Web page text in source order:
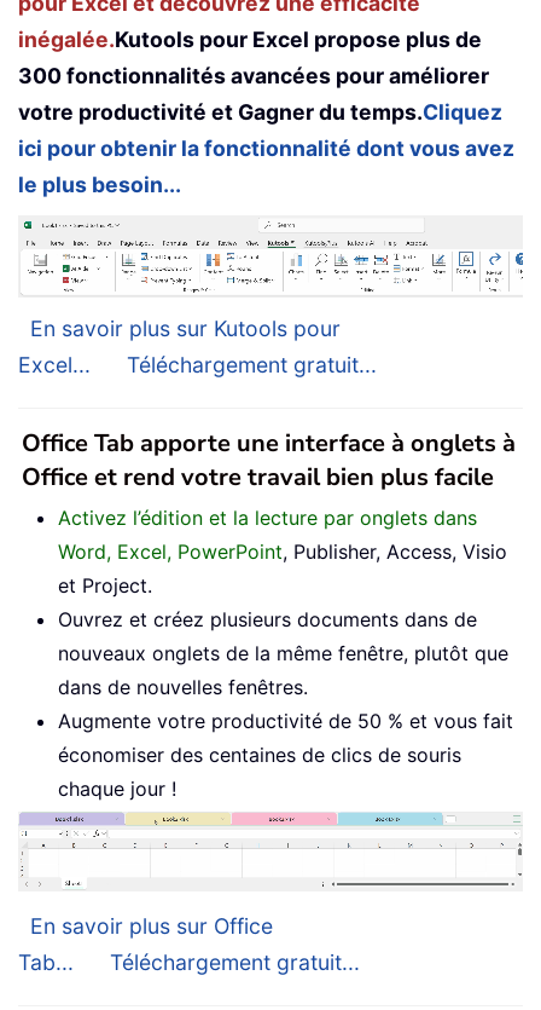
inégalée.Kutools pour Excel propose plus de
300 fonctionnalités avancées pour améliorer
votre productivité et Gagner du temps.Cliquez
ici pour obtenir la fonctionnalité dont vous avez
le plus besoin...
En savoir plus sur Kutools pour
Excel...
Téléchargement gratuit...
Office Tab apporte une interface à onglets à
Office et rend votre travail bien plus facile
Activez l’édition et la lecture par onglets dans
Word, Excel, PowerPoint, Publisher, Access, Visio
et Project.
Ouvrez et créez plusieurs documents dans de
nouveaux onglets de la même fenêtre, plutôt que
dans de nouvelles fenêtres.
Augmente votre productivité de 50 % et vous fait
économiser des centaines de clics de souris
chaque jour !
En savoir plus sur Office
Tab...
Téléchargement gratuit...